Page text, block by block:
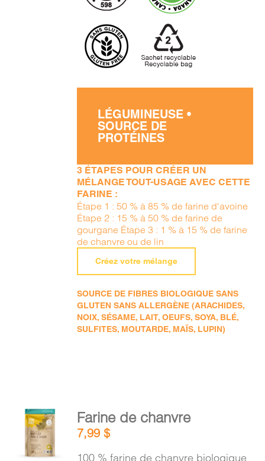
LÉGUMINEUSE •
SOURCE DE
PROTÉINES
3 ÉTAPES POUR CRÉER UN
MÉLANGE TOUT-USAGE AVEC CETTE
FARINE :
Étape 1 : 50 % à 85 % de farine d'avoine
Étape 2 : 15 % à 50 % de farine de
gourgane Étape 3 : 1 % à 15 % de farine
de chanvre ou de lin
Créez votre mélange
SOURCE DE FIBRES BIOLOGIQUE SANS
GLUTEN SANS ALLERGÈNE (ARACHIDES,
NOIX, SÉSAME, LAIT, OEUFS, SOYA, BLÉ,
SULFITES, MOUTARDE, MAÏS, LUPIN)
AJOUTER
AU
PANIER
/
Farine de chanvre
7,99$
100 % farine de chanvre biologique